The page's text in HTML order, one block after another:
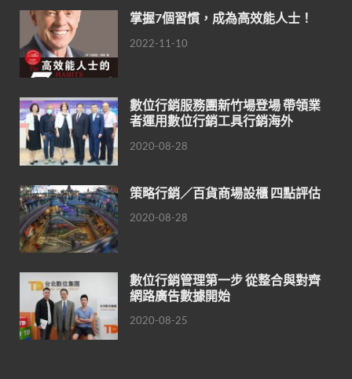
掌握7個習慣，成為高效能人士！
2022-11-10
數位行銷服務團新竹場登場 帶領業
者運用數位行銷工具行銷海外
2020-08-28
策略行銷／百貨商場設櫃 四點評估
2020-08-28
數位行銷管理第一步 從整合與對齊
網路廣告數據開始
2020-08-25